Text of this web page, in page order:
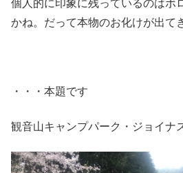
個人的に印象に残っているのはボ
かね。だって本物のお化けが出て
・・・本題です
観音山キャンプパーク・ジョイナ